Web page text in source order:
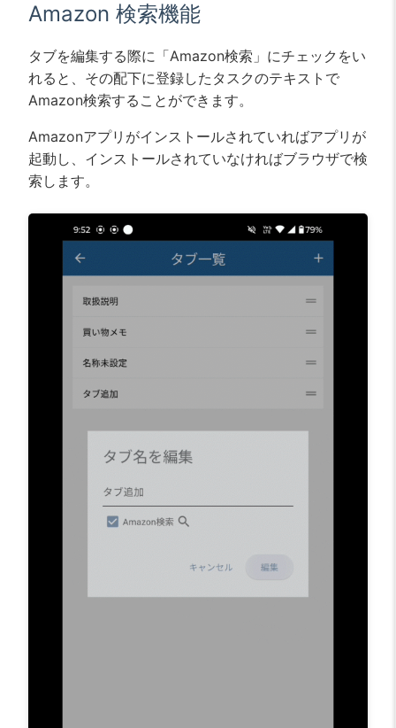
Amazon 検索機能
タブを編集する際に「Amazon検索」にチェックをい
れると、その配下に登録したタスクのテキストで
Amazon検索することができます。
Amazonアプリがインストールされていればアプリが
起動し、インストールされていなければブラウザで検
索します。